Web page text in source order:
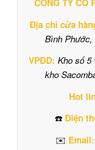
CÔNG TY CỔ
Địa chỉ cửa
Bình Phước,
VPĐD: Kho số
kho
Hot
☎️Điện
✉️ Email: